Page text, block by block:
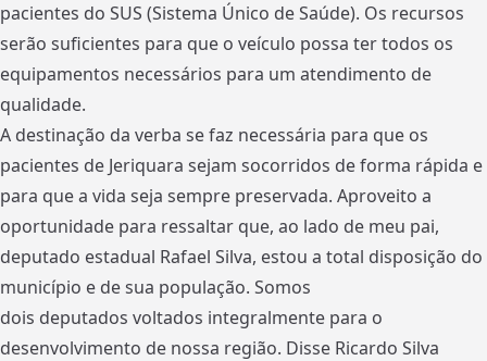
pacientes do SUS (Sistema Único de Saúde). Os recursos
serão suficientes para que o veículo possa ter todos os
equipamentos necessários para um atendimento de
qualidade.
A destinação da verba se faz necessária para que os
pacientes de Jeriquara sejam socorridos de forma rápida e
para que a vida seja sempre preservada. Aproveito a
oportunidade para ressaltar que, ao lado de meu pai,
deputado estadual Rafael Silva, estou a total disposição do
município e de sua população. Somos
dois deputados voltados integralmente para o
desenvolvimento de nossa região. Disse Ricardo Silva